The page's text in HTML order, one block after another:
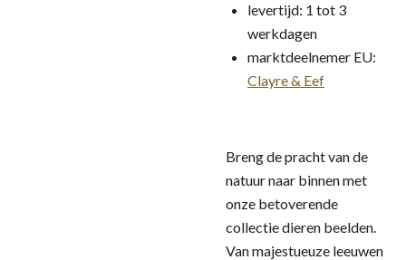
levertijd: 1 tot 3
werkdagen
marktdeelnemer EU:
Clayre & Eef
Breng de pracht van de
natuur naar binnen met
onze betoverende
collectie dieren beelden.
Van majestueuze leeuwen